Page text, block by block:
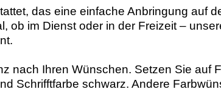
das eine einfache Anbringung auf
im Dienst oder in der Freizeit –
nach Ihren Wünschen. Setzen Sie auf
Schrifftfarbe schwarz. Andere